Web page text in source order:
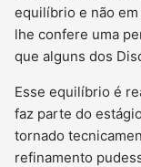
equilíbrio e não
lhe confere uma
que alguns dos
Esse equilíbrio é
faz parte do
tornado
refinamento